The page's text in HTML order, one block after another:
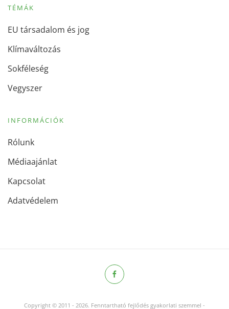
TÉMÁK
EU társadalom és jog
Klímaváltozás
Sokféleség
Vegyszer
INFORMÁCIÓK
Rólunk
Médiaajánlat
Kapcsolat
Adatvédelem
Copyright © 2011 - 2026. Fenntartható fejlődés gyakorlati szemmel -